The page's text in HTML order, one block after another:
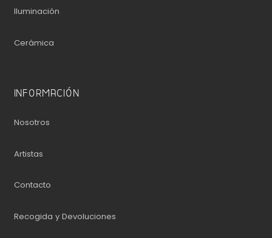
Iluminación
Cerámica
INFORMACIÓN
Nosotros
Artistas
Contacto
Recogida y Devoluciones